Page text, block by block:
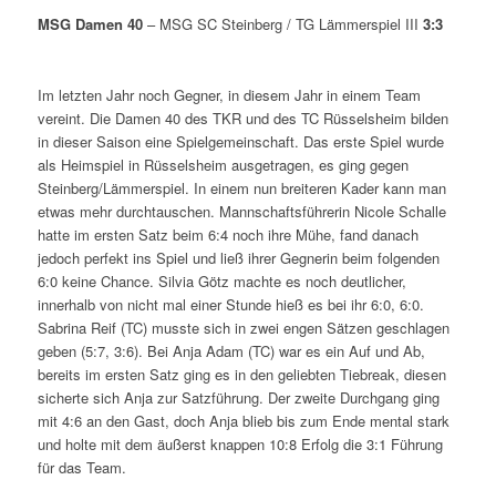
MSG Damen 40– MSG SC Steinberg / TG Lämmerspiel III 3:3
Im letzten Jahr noch Gegner, in diesem Jahr in einem Team
vereint. Die Damen 40 des TKR und des TC Rüsselsheim bilden
in dieser Saison eine Spielgemeinschaft. Das erste Spiel wurde
als Heimspiel in Rüsselsheim ausgetragen, es ging gegen
Steinberg/Lämmerspiel. In einem nun breiteren Kader kann man
etwas mehr durchtauschen. Mannschaftsführerin Nicole Schalle
hatte im ersten Satz beim 6:4 noch ihre Mühe, fand danach
jedoch perfekt ins Spiel und ließ ihrer Gegnerin beim folgenden
6:0 keine Chance. Silvia Götz machte es noch deutlicher,
innerhalb von nicht mal einer Stunde hieß es bei ihr 6:0, 6:0.
Sabrina Reif (TC) musste sich in zwei engen Sätzen geschlagen
geben (5:7, 3:6). Bei Anja Adam (TC) war es ein Auf und Ab,
bereits im ersten Satz ging es in den geliebten Tiebreak, diesen
sicherte sich Anja zur Satzführung. Der zweite Durchgang ging
mit 4:6 an den Gast, doch Anja blieb bis zum Ende mental stark
und holte mit dem äußerst knappen 10:8 Erfolg die 3:1 Führung
für das Team.